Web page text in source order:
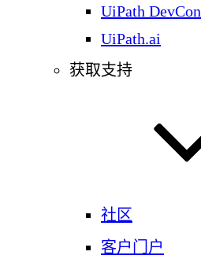
UiPath DevCon
UiPath.ai
获取支持
社区
客户门户